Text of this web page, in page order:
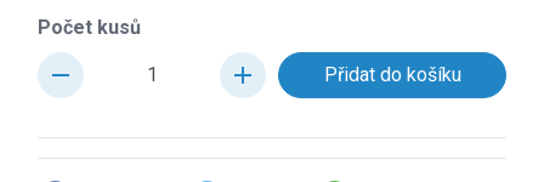
Počet kusů
remove add